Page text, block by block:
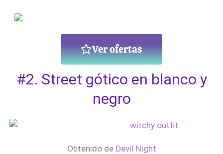
Ver ofertas
#2. Street gótico en blanco y
negro
Obtenido de Devil Night